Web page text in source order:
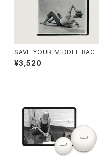
SAVE YOUR MIDDLE BACK
DVD【英語版のみ】
¥3,520